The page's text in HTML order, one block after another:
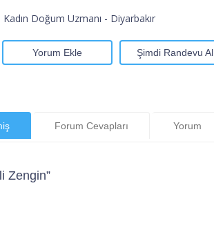
Kadın Doğum Uzmanı - Diyarbakır
Yorum Ekle Şimdi Randevu Al
Forum Cevapları Yorum
Zengin”